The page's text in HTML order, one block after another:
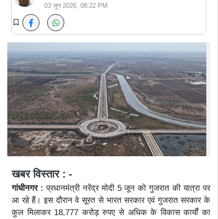
03 जून 2026, 08:22 PM
खबर विस्तार : -
गांधीनगर : प्रधानमंत्री नरेंद्र मोदी 5 जून को गुजरात की यात्रा पर
आ रहे हैं। इस दौरान वे सूरत से भारत सरकार एवं गुजरात सरकार के
कुल मिलाकर 18,777 करोड़ रुपए से अधिक के विकास कार्यों का